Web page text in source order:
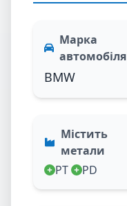
Марка
автомобіля
BMW
Містить
метали
PT
PD